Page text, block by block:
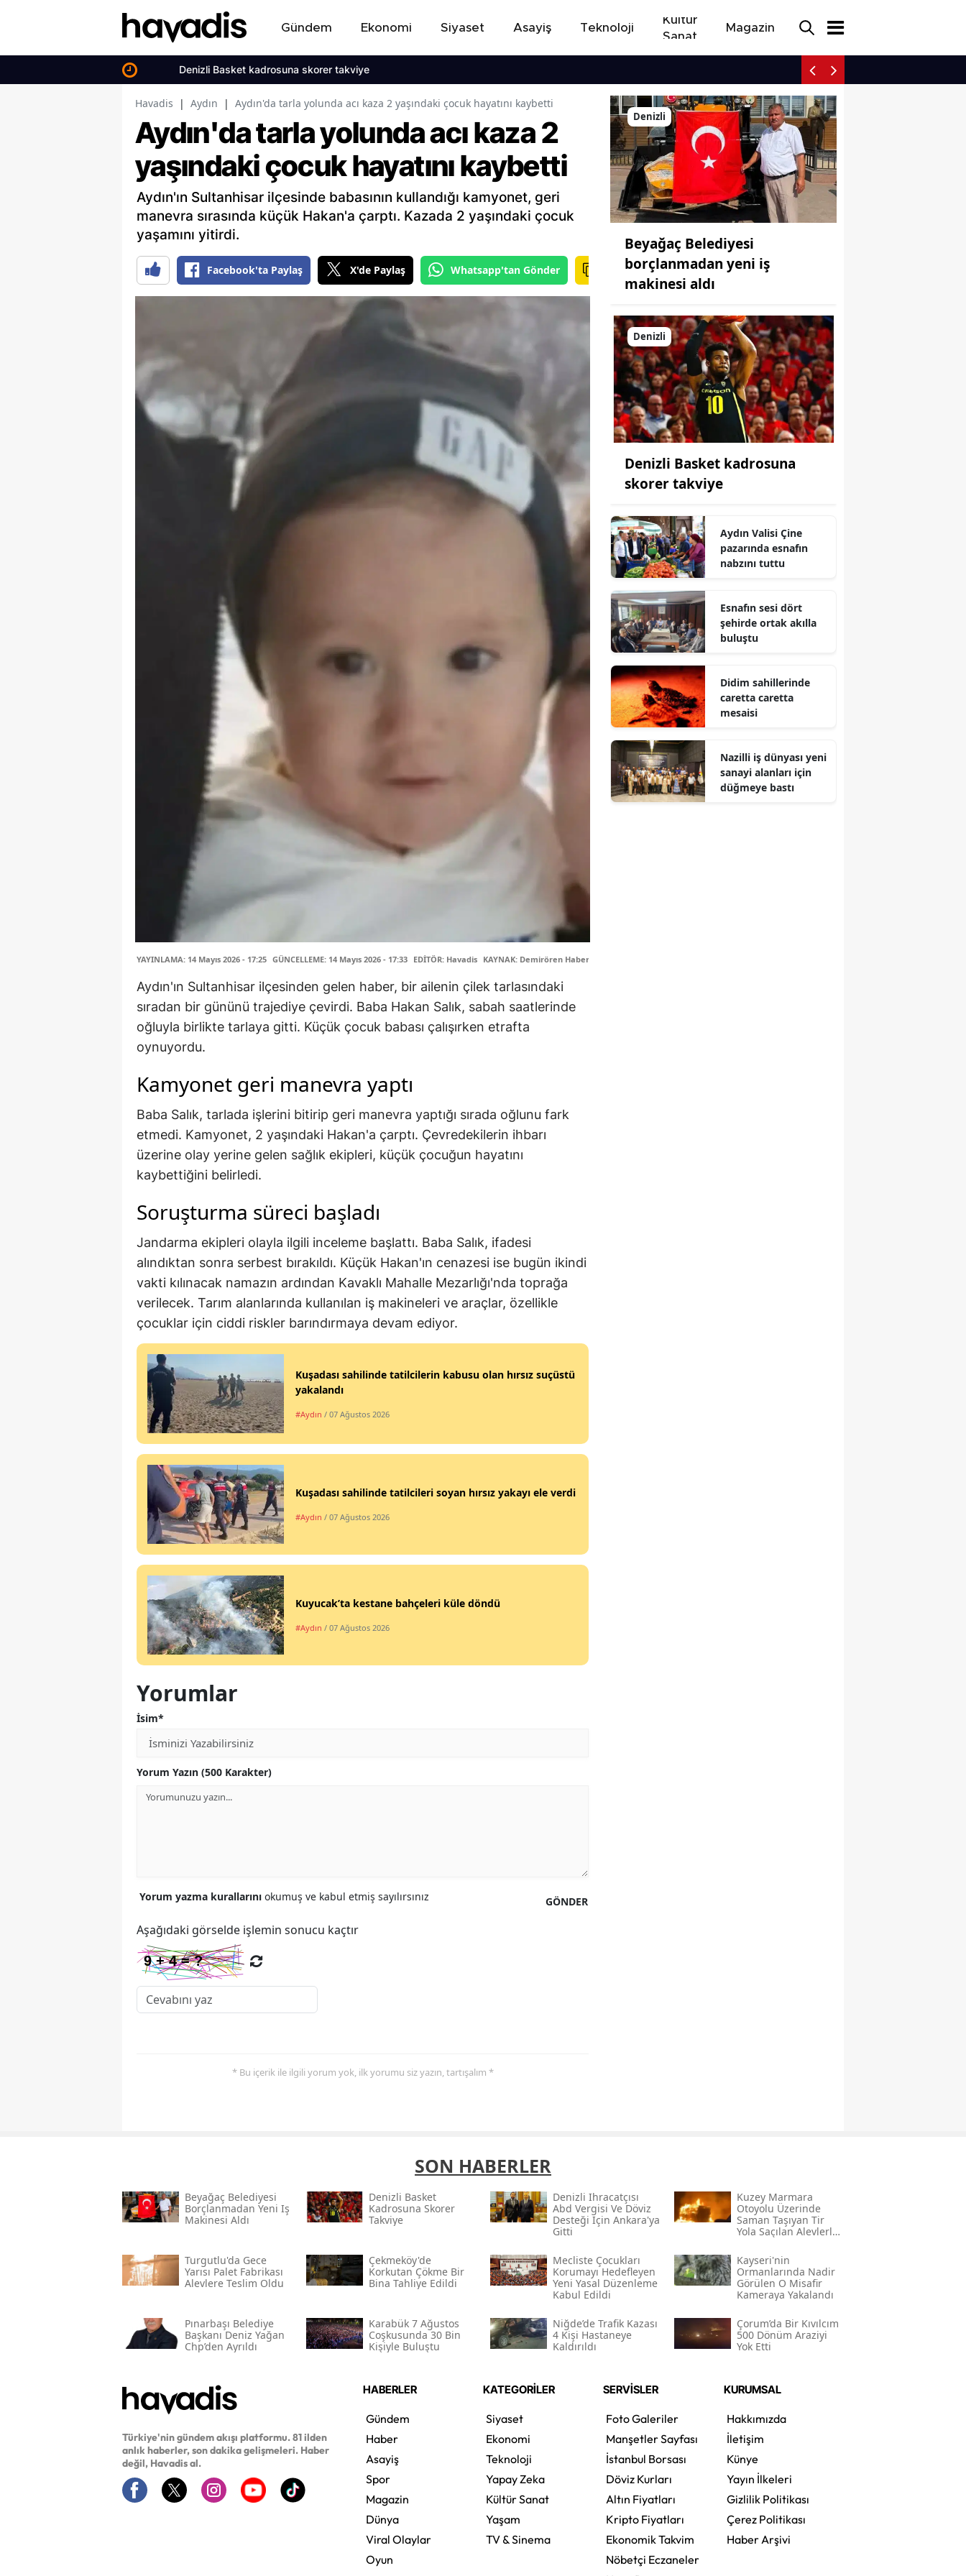
Gündem Ekonomi Siyaset Asayiş Teknoloji
Kültür
Sanat
Magazin
Denizli Basket kadrosuna skorer takviye
Havadis | Aydın | Aydın'da tarla yolunda acı kaza 2 yaşındaki çocuk hayatını kaybetti
Aydın'da tarla yolunda acı kaza 2
yaşındaki çocuk hayatını kaybetti
Aydın'ın Sultanhisar ilçesinde babasının kullandığı kamyonet, geri
manevra sırasında küçük Hakan'a çarptı. Kazada 2 yaşındaki çocuk
yaşamını yitirdi.
Facebook'ta Paylaş X'de Paylaş Whatsapp'tan Gönder
YAYINLAMA: 14 Mayıs 2026 - 17:25 GÜNCELLEME: 14 Mayıs 2026 - 17:33 EDİTÖR: Havadis KAYNAK: Demirören Haber Ajansı
Aydın'ın Sultanhisar ilçesinden gelen haber, bir ailenin çilek tarlasındaki
sıradan bir gününü trajediye çevirdi. Baba Hakan Salık, sabah saatlerinde
oğluyla birlikte tarlaya gitti. Küçük çocuk babası çalışırken etrafta
oynuyordu.
Kamyonet geri manevra yaptı
Baba Salık, tarlada işlerini bitirip geri manevra yaptığı sırada oğlunu fark
etmedi. Kamyonet, 2 yaşındaki Hakan'a çarptı. Çevredekilerin ihbarı
üzerine olay yerine gelen sağlık ekipleri, küçük çocuğun hayatını
kaybettiğini belirledi.
Soruşturma süreci başladı
Jandarma ekipleri olayla ilgili inceleme başlattı. Baba Salık, ifadesi
alındıktan sonra serbest bırakıldı. Küçük Hakan'ın cenazesi ise bugün ikindi
vakti kılınacak namazın ardından Kavaklı Mahalle Mezarlığı'nda toprağa
verilecek. Tarım alanlarında kullanılan iş makineleri ve araçlar, özellikle
çocuklar için ciddi riskler barındırmaya devam ediyor.
Kuşadası sahilinde tatilcilerin kabusu olan hırsız suçüstü
yakalandı
#Aydın / 07 Ağustos 2026
Kuşadası sahilinde tatilcileri soyan hırsız yakayı ele verdi
#Aydın / 07 Ağustos 2026
Kuyucak’ta kestane bahçeleri küle döndü
#Aydın / 07 Ağustos 2026
Yorumlar
İsim*
Yorum Yazın (500 Karakter)
GÖNDER
Yorum yazma kurallarını okumuş ve kabul etmiş sayılırsınız
Aşağıdaki görselde işlemin sonucu kaçtır
* Bu içerik ile ilgili yorum yok, ilk yorumu siz yazın, tartışalım *
Denizli
Beyağaç Belediyesi
borçlanmadan yeni iş
makinesi aldı
Denizli
Denizli Basket kadrosuna
skorer takviye
Aydın Valisi Çine
pazarında esnafın
nabzını tuttu
Esnafın sesi dört
şehirde ortak akılla
buluştu
Didim sahillerinde
caretta caretta
mesaisi
Nazilli iş dünyası yeni
sanayi alanları için
düğmeye bastı
SON HABERLER
Beyağaç Belediyesi
Borçlanmadan Yeni Iş
Makinesi Aldı
Denizli Basket
Kadrosuna Skorer
Takviye
Denizli Ihracatçısı
Abd Vergisi Ve Döviz
Desteği Için Ankara'ya
Gitti
Kuzey Marmara
Otoyolu Üzerinde
Saman Taşıyan Tir
Yola Saçılan Alevlerle
Turgutlu'da Gece
Yarısı Palet Fabrikası
Alevlere Teslim Oldu
Çekmeköy'de
Korkutan Çökme Bir
Bina Tahliye Edildi
Mecliste Çocukları
Korumayı Hedefleyen
Yeni Yasal Düzenleme
Kabul Edildi
Kayseri'nin
Ormanlarında Nadir
Görülen O Misafir
Kameraya Yakalandı
Pınarbaşı Belediye
Başkanı Deniz Yağan
Chp’den Ayrıldı
Karabük 7 Ağustos
Coşkusunda 30 Bin
Kişiyle Buluştu
Niğde’de Trafik Kazası
4 Kişi Hastaneye
Kaldırıldı
Çorum’da Bir Kıvılcım
500 Dönüm Araziyi
Yok Etti
Türkiye'nin gündem akışı platformu. 81 ilden
anlık haberler, son dakika gelişmeleri. Haber
değil, Havadis al.
HABERLER
Gündem
Haber
Asayiş
Spor
Magazin
Dünya
Viral Olaylar
Oyun
KATEGORİLER
Siyaset
Ekonomi
Teknoloji
Yapay Zeka
Kültür Sanat
Yaşam
TV & Sinema
SERVİSLER
Foto Galeriler
Manşetler Sayfası
İstanbul Borsası
Döviz Kurları
Altın Fiyatları
Kripto Fiyatları
Ekonomik Takvim
Nöbetçi Eczaneler
KURUMSAL
Hakkımızda
İletişim
Künye
Yayın İlkeleri
Gizlilik Politikası
Çerez Politikası
Haber Arşivi